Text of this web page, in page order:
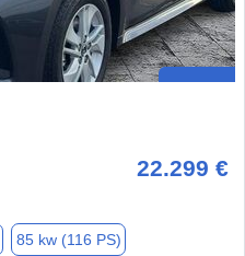
22.299 €
85 kw (116 PS)